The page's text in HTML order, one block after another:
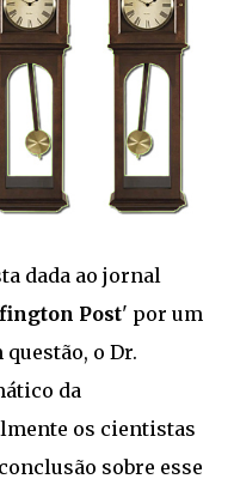
dada ao jornal
Post' por um
o Dr.
da
os cientistas
sobre esse